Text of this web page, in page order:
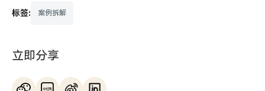
标签: 案例拆解
立即分享